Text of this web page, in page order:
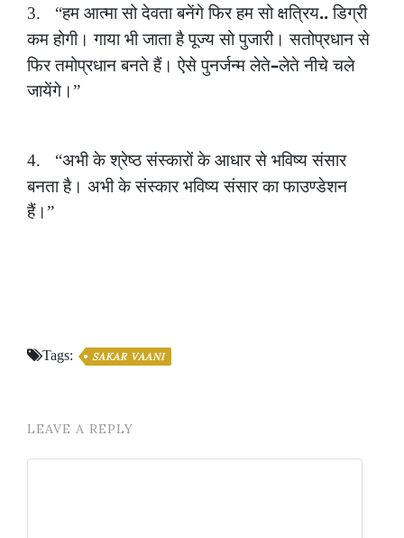
3. “हम आत्मा सो देवता बनेंगे फिर हम सो क्षत्रिय..डिग्री
कम होगी। गाया भी जाता है पूज्य सो पुजारी। सतोप्रधान से
फिर तमोप्रधान बनते हैं। ऐसे पुनर्जन्म लेते–लेते नीचे चले
जायेंगे।”
4. “अभी के श्रेष्ठ संस्कारों के आधार से भविष्य संसार
बनता है। अभी के संस्कार भविष्य संसार का फाउण्डेशन
हैं।”
Tags: SAKAR VAANI
LEAVE A REPLY